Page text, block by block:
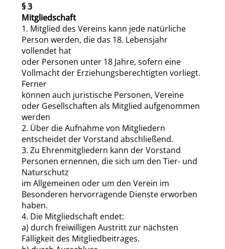
§ 3
Mitgliedschaft
1. Mitglied des Vereins kann jede natürliche
Person werden, die das 18. Lebensjahr
vollendet hat
oder Personen unter 18 Jahre, sofern eine
Vollmacht der Erziehungsberechtigten vorliegt.
Ferner
können auch juristische Personen, Vereine
oder Gesellschaften als Mitglied aufgenommen
werden
2. Über die Aufnahme von Mitgliedern
entscheidet der Vorstand abschließend.
3. Zu Ehrenmitgliedern kann der Vorstand
Personen ernennen, die sich um den Tier- und
Naturschutz
im Allgemeinen oder um den Verein im
Besonderen hervorragende Dienste erworben
haben.
4. Die Mitgliedschaft endet:
a) durch freiwilligen Austritt zur nächsten
Fälligkeit des Mitgliedbeitrages.